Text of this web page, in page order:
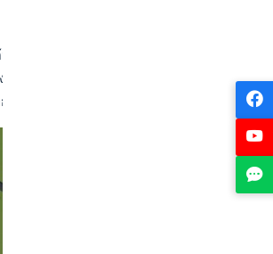
การ "บางกอก โอเพ่น ชาเลนเจอร์"
ของโลกในประเภทคู่ตามลำดับ โชว์
บโล่และป้ายเงินรางวัลให้แก่นักกีฬา โ
ก ที่ตกเป็นรองหลังพ่ายเซตแรก ไล่หว
ที่ตัดเชือกชนะ บีบิท ซูคาเยฟ จากคาซั